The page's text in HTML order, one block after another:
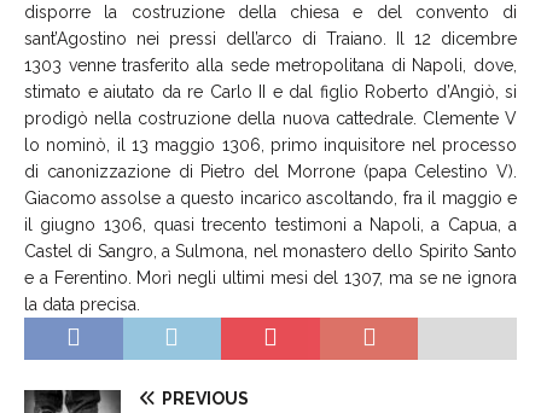
disporre la costruzione della chiesa e del convento di
sant’Agostino nei pressi dell’arco di Traiano. Il 12 dicembre
1303 venne trasferito alla sede metropolitana di Napoli, dove,
stimato e aiutato da re Carlo II e dal figlio Roberto d’Angiò, si
prodigò nella costruzione della nuova cattedrale. Clemente V
lo nominò, il 13 maggio 1306, primo inquisitore nel processo
di canonizzazione di Pietro del Morrone (papa Celestino V).
Giacomo assolse a questo incarico ascoltando, fra il maggio e
il giugno 1306, quasi trecento testimoni a Napoli, a Capua, a
Castel di Sangro, a Sulmona, nel monastero dello Spirito Santo
e a Ferentino. Morì negli ultimi mesi del 1307, ma se ne ignora
la data precisa
PREVIOUS